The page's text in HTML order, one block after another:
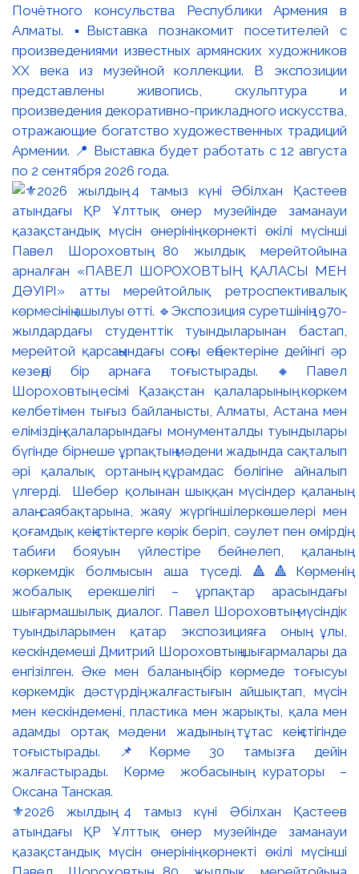
Почётного консульства Республики Армения в
Алматы. ▪️Выставка познакомит посетителей с
произведениями известных армянских художников
XX века из музейной коллекции. В экспозиции
представлены живопись, скульптура и
произведения декоративно-прикладного искусства,
отражающие богатство художественных традиций
Армении. 📍 Выставка будет работать с 12 августа
по 2 сентября 2026 года.
⚜️2026 жылдың 4 тамыз күні Әбілхан Қастеев
атындағы ҚР Ұлттық өнер музейінде заманауи
қазақстандық мүсін өнерінің көрнекті өкілі мүсінші